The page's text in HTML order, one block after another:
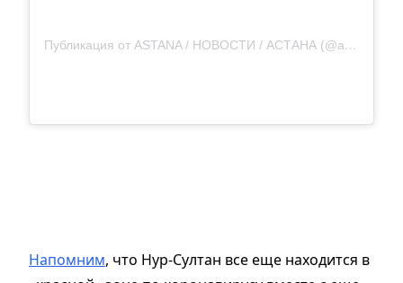
Публикация от ASTANA / НОВОСТИ / АСТАНА (@astanovka98)
Напомним, что Нур-Султан все еще находится в